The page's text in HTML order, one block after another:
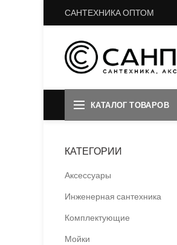
САНТЕХНИКА ОПТОМ
КАТАЛОГ ТОВАРОВ
КАТЕГОРИИ
Аксессуары
Инженерная сантехника
Комплектующие
Мойки